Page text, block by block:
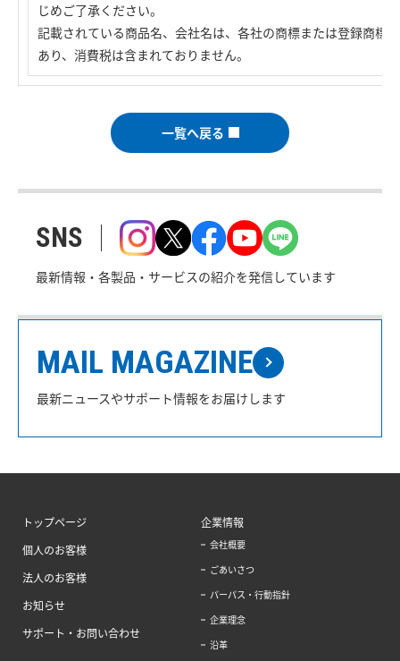
じめご了承ください。
記載されている商品名、会社名は、各社の商標または登録商標
あり、消費税は含まれておりません。
一覧へ戻る
SNS
最新情報・各製品・サービスの紹介を発信しています
MAIL MAGAZINE
最新ニュースやサポート情報をお届けします
トップページ
個人のお客様
法人のお客様
お知らせ
サポート・お問い合わせ
企業情報
会社概要
ごあいさつ
パーパス・行動指針
企業理念
沿革